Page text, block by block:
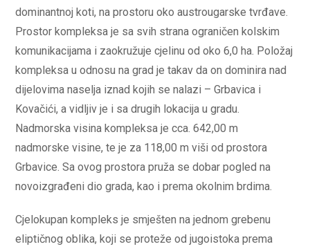
dominantnoj koti, na prostoru oko austrougarske tvrđave.
Prostor kompleksa je sa svih strana ograničen kolskim
komunikacijama i zaokružuje cjelinu od oko 6,0 ha. Položaj
kompleksa u odnosu na grad je takav da on dominira nad
dijelovima naselja iznad kojih se nalazi – Grbavica i
Kovačići, a vidljiv je i sa drugih lokacija u gradu.
Nadmorska visina kompleksa je cca. 642,00 m
nadmorske visine, te je za 118,00 m viši od prostora
Grbavice. Sa ovog prostora pruža se dobar pogled na
novoizgrađeni dio grada, kao i prema okolnim brdima.
Cjelokupan kompleks je smješten na jednom grebenu
eliptičnog oblika, koji se proteže od jugoistoka prema